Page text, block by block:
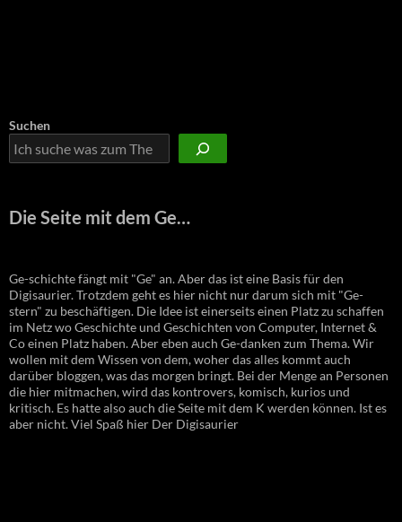
Suchen
Die Seite mit dem Ge…
Ge-schichte fängt mit "Ge" an. Aber das ist eine Basis für den
Digisaurier. Trotzdem geht es hier nicht nur darum sich mit "Ge-
stern" zu beschäftigen. Die Idee ist einerseits einen Platz zu schaffen
im Netz wo Geschichte und Geschichten von Computer, Internet &
Co einen Platz haben. Aber eben auch Ge-danken zum Thema. Wir
wollen mit dem Wissen von dem, woher das alles kommt auch
darüber bloggen, was das morgen bringt. Bei der Menge an Personen
die hier mitmachen, wird das kontrovers, komisch, kurios und
kritisch. Es hatte also auch die Seite mit dem K werden können. Ist es
aber nicht. Viel Spaß hier Der Digisaurier